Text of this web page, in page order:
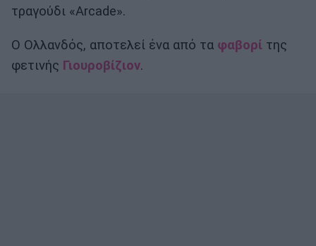
τραγούδι «Arcade».
Ο Ολλανδός, αποτελεί ένα από τα φαβορί της
φετινής Γιουροβίζιον.